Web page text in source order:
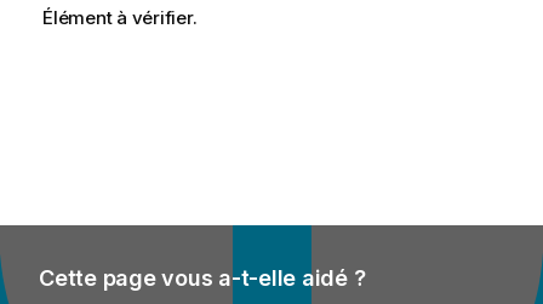
Élément à vérifier.
Cette page vous a-t-elle aidé ?